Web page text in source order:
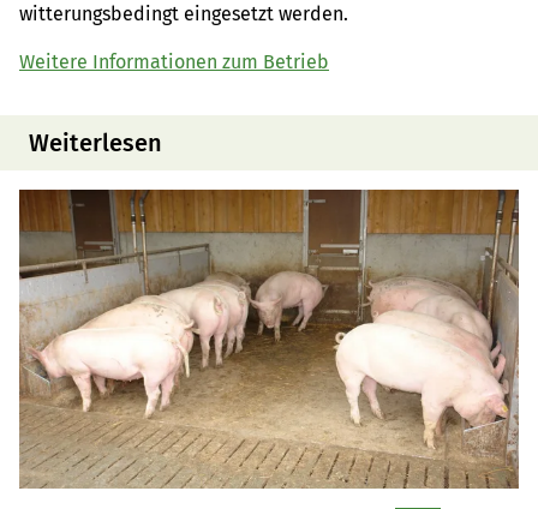
witterungsbedingt eingesetzt werden.
Weitere Informationen zum Betrieb
Weiterlesen